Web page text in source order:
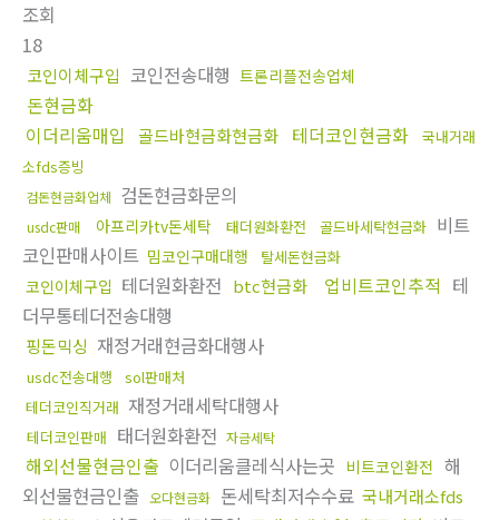
조회
18
코인이체구입 코인전송대행 트론리플전송업체
돈현금화
이더리움매입
골드바현금화현금화 테더코인현금화
국내거래
소fds증빙
검돈현금화업체 검돈현금화문의
usdc판매 아프리카tv돈세탁 태더원화환전 골드바세탁현금화 비트
코인판매사이트 밈코인구매대행 탈세돈현금화
코인이체구입 테더원화환전 btc현금화 업비트코인추적 테
더무통테더전송대행
핑돈믹싱 재정거래현금화대행사
usdc전송대행
sol판매처
테더코인직거래 재정거래세탁대행사
테더코인판매 태더원화환전 자금세탁
해외선물현금인출 이더리움클레식사는곳 비트코인환전 해
외선물현금인출 오다현금화 돈세탁최저수수료 국내거래소fds